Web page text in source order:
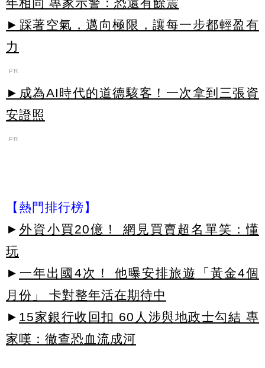
►踩著空氣，邁向極限，讓每一步都輕盈有
力
PR
►成為AI時代的道德駭客！一次拿到三張資
安證照
PR
【熱門排行榜】
► 外資小買20億！ 網見買賣超名單笑：懂
玩
► 一年出國4次！ 他曝安排旅遊「黃金4個
月份」 卡對整年活在期待中
► 15家銀行收回扣 60人涉與地政士勾結 專
家嘆：徹查恐血流成河